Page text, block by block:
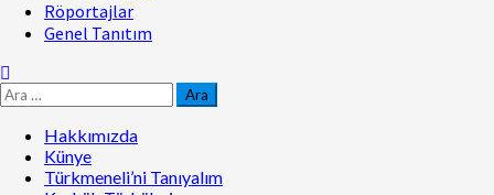
Röportajlar
Genel Tanıtım
Arama:
Hakkımızda
Künye
Türkmeneli’ni Tanıyalım